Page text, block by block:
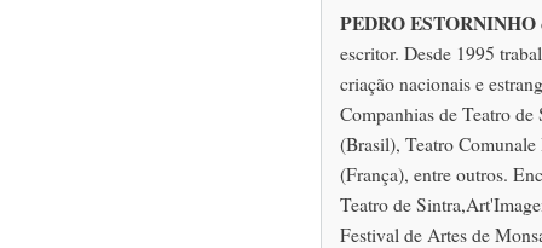
PEDRO ESTORNINHO
escritor. Desde 1995
criação nacionais e
Companhias de Teatro
(Brasil), Teatro
(França), entre outros.
Teatro de
Festival de Artes de